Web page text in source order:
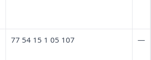
77 54 15 1 05 107 —